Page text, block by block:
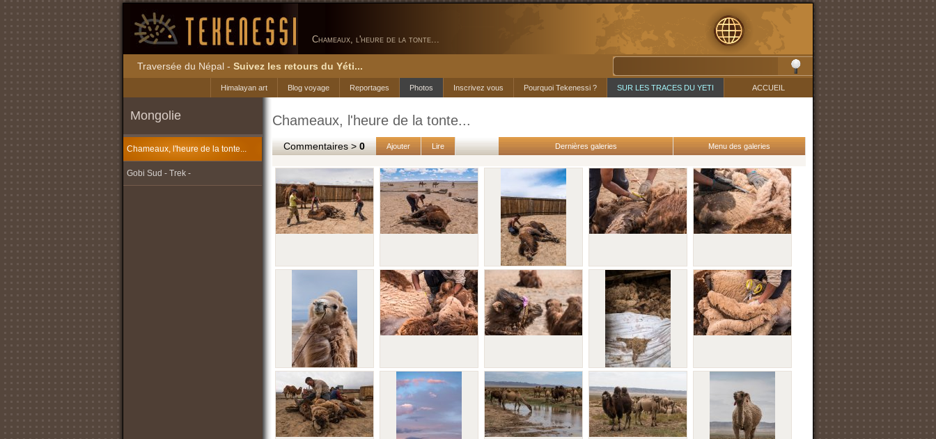
Chameaux, l'heure de la tonte...
Traversée du Népal - Suivez les retours du Yéti...
ACCUEIL
SUR LES TRACES DU YETI
Pourquoi Tekenessi ?
Inscrivez vous
Photos
Reportages
Blog voyage
Himalayan art
Mongolie
Chameaux, l'heure de la tonte...
Gobi Sud - Trek -
Chameaux, l'heure de la tonte...
Commentaires >0 Ajouter Lire Menu des galeries
Dernières galeries